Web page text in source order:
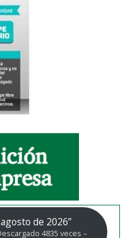
de 2026”
4835 veces –